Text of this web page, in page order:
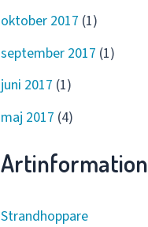
oktober 2017 (1)
september 2017 (1)
juni 2017 (1)
maj 2017 (4)
Artinformation
Strandhoppare